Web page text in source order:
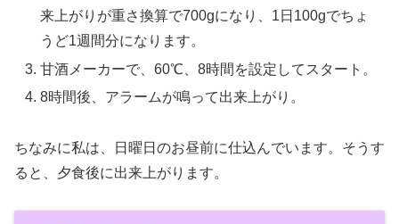
来上がりが重さ換算で700gになり、1日100gでちょ
うど1週間分になります。
甘酒メーカーで、60℃、8時間を設定してスタート。
8時間後、アラームが鳴って出来上がり。
ちなみに私は、日曜日のお昼前に仕込んでいます。そうす
ると、夕食後に出来上がります。